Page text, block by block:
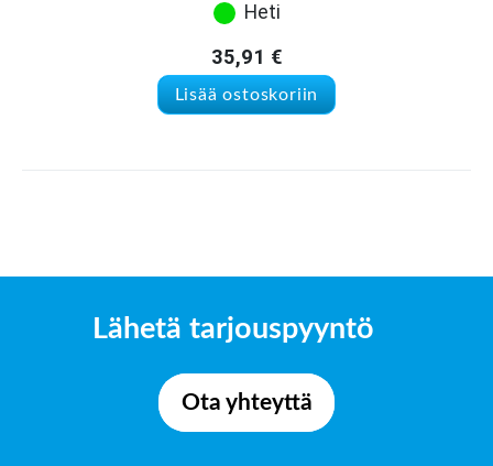
Heti
35,91 €
Lisää ostoskoriin
Lähetä tarjouspyyntö
Ota yhteyttä